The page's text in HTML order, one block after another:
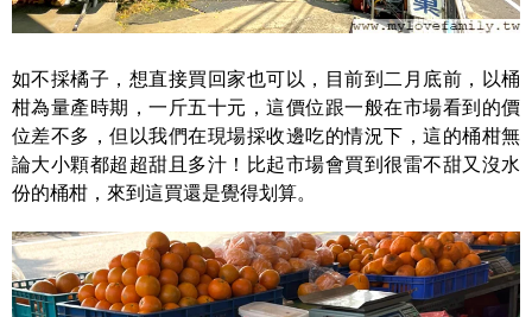
如不採橘子，想直接買回家也可以，目前到二月底前，以桶
柑為量產時期，一斤五十元，這價位跟一般在市場看到的價
位差不多，但以我們在現場採收邊吃的情況下，這的桶柑無
論大小顆都超超甜且多汁！比起市場會買到很雷不甜又沒水
份的桶柑，來到這買還是覺得划算。